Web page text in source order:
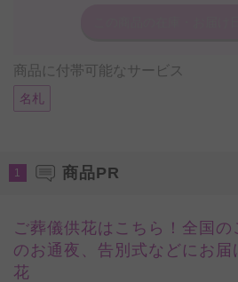
商品に付帯可能なサービス
名札
1 商品PR
ご葬儀供花はこちら！全国
のお通夜、告別式などにお届
花